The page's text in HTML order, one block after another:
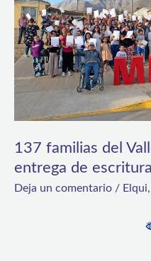
137 familias del
entrega de
Deja un comentario / Elqui,
Valle
de
Elqui
celebran
entrega
de
escrituras
de